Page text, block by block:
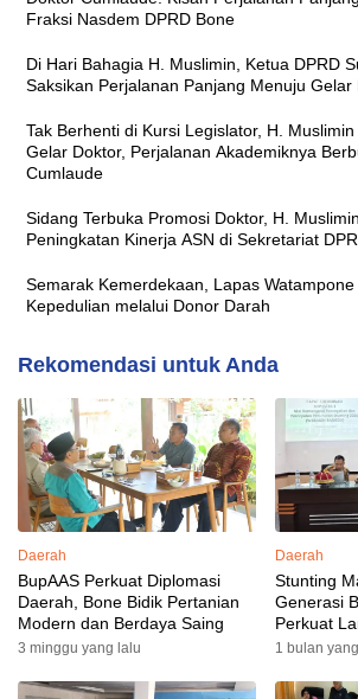
Fraksi Nasdem DPRD Bone
Di Hari Bahagia H. Muslimin, Ketua DPRD
Saksikan Perjalanan Panjang Menuju Gelar
Tak Berhenti di Kursi Legislator, H.
Gelar Doktor, Perjalanan Akademiknya
Cumlaude
Sidang Terbuka Promosi Doktor, H.
Peningkatan Kinerja ASN di Sekretariat
Semarak Kemerdekaan, Lapas Watampone
Kepedulian melalui Donor Darah
Rekomendasi untuk Anda
Daerah
BupAAS Perkuat Diplomasi
Daerah, Bone Bidik Pertanian
Modern dan Berdaya Saing
3 minggu yang lalu
Daerah
Stunting
Generasi
Perkuat
1 bulan